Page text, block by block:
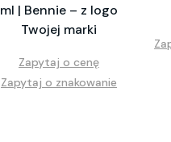
ml | Bennie – z logo
Twojej marki
Zapytaj o cenę
Zapytaj o znakowanie